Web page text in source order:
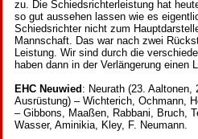
zu. Die Schiedsrichterleistung hat
so gut aussehen lassen wie es
Schiedsrichter nicht zum
Mannschaft. Das war nach zwei
Leistung. Wir sind durch die
haben dann in der Verlängerung einen
EHC Neuwied : Neurath (23. Aaltonen,
Ausrüstung) – Wichterich, Ochmann,
– Gibbons, Maaßen, Rabbani, Bruch,
Wasser, Aminikia, Kley, F. Neumann.